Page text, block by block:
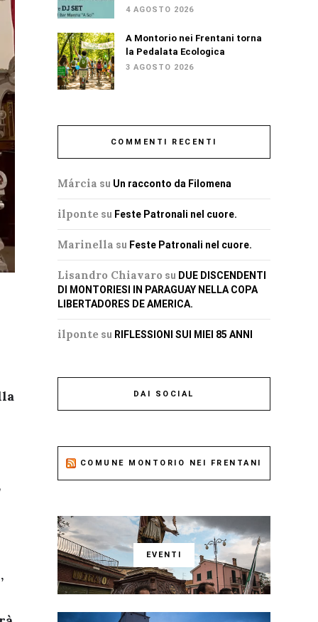
4 AGOSTO 2026
A Montorio nei Frentani torna
la Pedalata Ecologica
3 AGOSTO 2026
COMMENTI RECENTI
Márcia su Un racconto da Filomena
ilponte su Feste Patronali nel cuore.
Marinella su Feste Patronali nel cuore.
Lisandro Chiavaro su DUE DISCENDENTI
DI MONTORIESI IN PARAGUAY NELLA COPA
LIBERTADORES DE AMERICA.
ilponte su RIFLESSIONI SUI MIEI 85 ANNI
DAI SOCIAL
COMUNE MONTORIO NEI FRENTANI
EVENTI